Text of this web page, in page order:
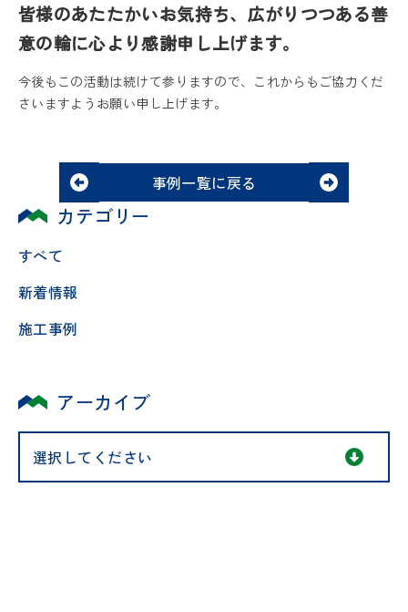
皆様のあたたかいお気持ち、広がりつつある善
意の輪に心より感謝申し上げます。
今後もこの活動は続けて参りますので、これからもご協力くだ
さいますようお願い申し上げます。
事例一覧に戻る
カテゴリー
すべて
新着情報
施工事例
アーカイブ